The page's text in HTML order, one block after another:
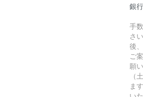
銀
手
さ
後
ご
願
（
ま